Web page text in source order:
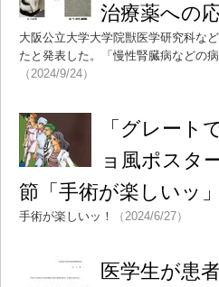
治療薬への
大阪公立大学大学院獣医学研究科な
たと発表した。「慢性腎臓病などの
（2024/9/24）
「グレート
ョ風ポスタ
節「手術が楽しいッ」
手術が楽しいッ！ （2024/6/27）
医学生が患